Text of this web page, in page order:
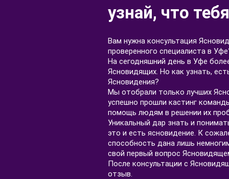
Тарологи
Еще
узнай, что
Вам нужна консультация
проверенного специалиста в
На сегодняшний день в Уфе
Ясновидящих. Но как узнать,
Ясновидения?
Мы отобрали только лучших
успешно прошли кастинг
помощь людям в решении их
Уникальный дар знать и
это и есть ясновидение. К
способность дана лишь
свой первый вопрос
После консультации с
отзыв.